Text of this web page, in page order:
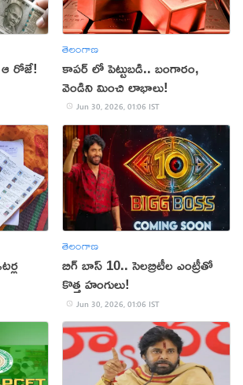
ఆ రోజే!
తెలంగాణ
కాపర్ లో పెట్టుబడి.. బంగారం,
వెండిని మించి లాభాలు!
Jun 30, 2026, 01:06 IST
తెలంగాణ
బిగ్ బాస్ 10.. సెలబ్రిటీల ఎంట్రీతో
కొత్త హంగులు!
Jun 30, 2026, 01:06 IST